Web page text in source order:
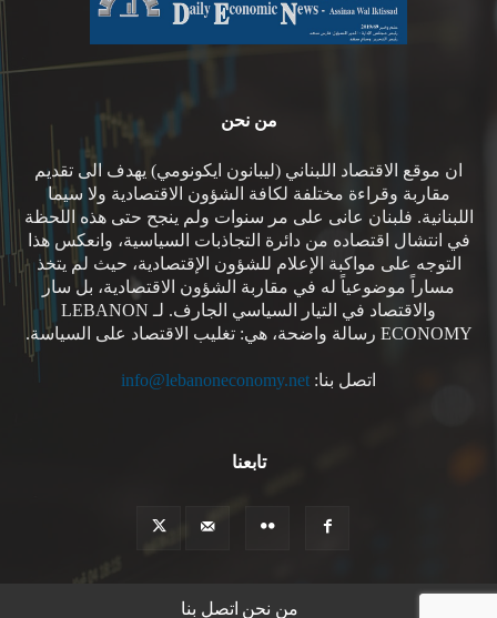
من نحن
ان موقع الاقتصاد اللبناني (ليبانون ايكونومي) يهدف الى تقديم
مقاربة وقراءة مختلفة لكافة الشؤون الاقتصادية ولا سيما
اللبنانية. فلبنان عانى على مر سنوات ولم ينجح حتى هذه اللحظة
في انتشال اقتصاده من دائرة التجاذبات السياسية، وانعكس هذا
التوجه على مواكبة الإعلام للشؤون الإقتصادية، حيث لم يتخذ
مساراً موضوعياً له في مقاربة الشؤون الاقتصادية، بل سار
والاقتصاد في التيار السياسي الجارف. لـ LEBANON
ECONOMY رسالة واضحة، هي: تغليب الاقتصاد على السياسة.
اتصل بنا: info@lebanoneconomy.net
تابعنا
من نحن اتصل بنا